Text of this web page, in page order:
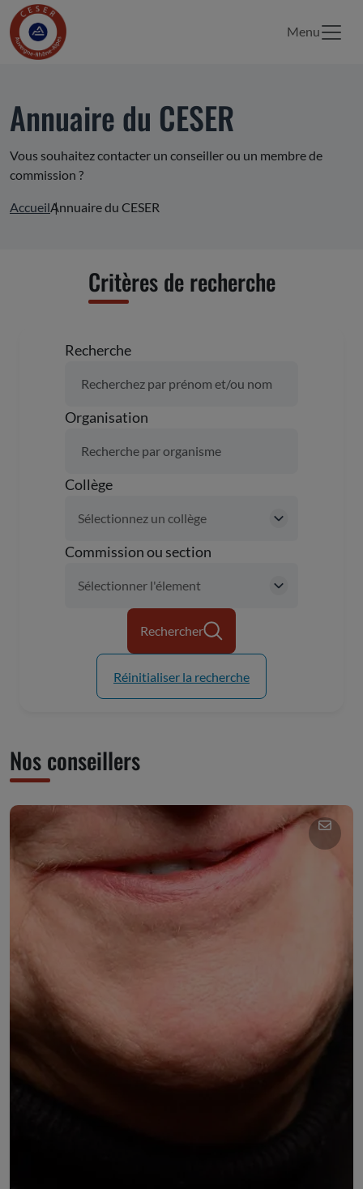
Menu
Annuaire du CESER
Vous souhaitez contacter un conseiller ou un membre de
commission ?
AccueilAnnuaire du CESER
Critères de recherche
Recherche
Organisation
Collège
Commission ou section
Rechercher
Réinitialiser la recherche
Nos conseillers